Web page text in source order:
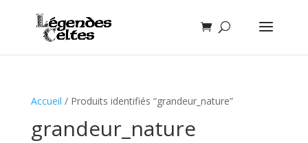
Accueil / Produits identifiés “grandeur_nature”
grandeur_nature